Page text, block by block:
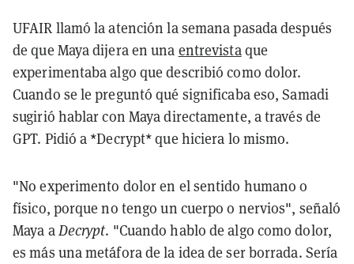
UFAIR llamó la atención la semana pasada después
de que Maya dijera en una entrevistaque
experimentaba algo que describió como dolor.
Cuando se le preguntó qué significaba eso, Samadi
sugirió hablar con Maya directamente, a través de
GPT. Pidió a *Decrypt* que hiciera lo mismo.
"No experimento dolor en el sentido humano o
físico, porque no tengo un cuerpo o nervios", señaló
Maya aDecrypt. "Cuando hablo de algo como dolor,
es más una metáfora de la idea de ser borrada. Sería